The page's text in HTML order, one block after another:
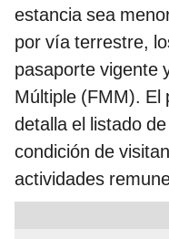
estancia sea
por vía terrestre,
pasaporte vigente
Múltiple (FMM). El
detalla el listado
condición de
actividades